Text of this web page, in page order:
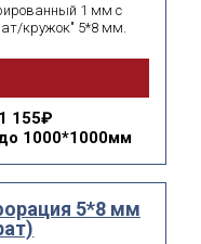
1 мм с
кружок" 5*8 мм.
155₽
1000*1000мм
5*8 мм